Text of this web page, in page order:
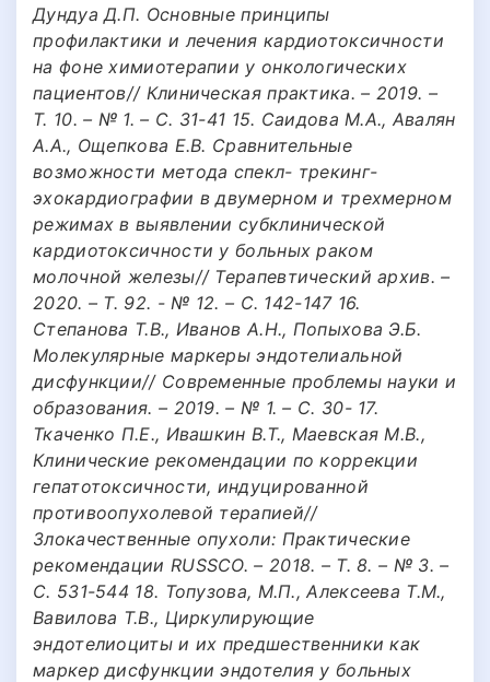
Дундуа Д.П. Основные принципы
профилактики и лечения кардиотоксичности
на фоне химиотерапии у онкологических
пациентов// Клиническая практика. – 2019. –
Т. 10. – № 1. – С. 31-41 15. Саидова М.А., Авалян
А.А., Ощепкова Е.В. Сравнительные
возможности метода спекл- трекинг-
эхокардиографии в двумерном и трехмерном
режимах в выявлении субклинической
кардиотоксичности у больных раком
молочной железы// Терапевтический архив. –
2020. – Т. 92. - № 12. – С. 142-147 16.
Степанова Т.В., Иванов А.Н., Попыхова Э.Б.
Молекулярные маркеры эндотелиальной
дисфункции// Современные проблемы науки и
образования. – 2019. – № 1. – С. 30- 17.
Ткаченко П.Е., Ивашкин В.Т., Маевская М.В.,
Клинические рекомендации по коррекции
гепатотоксичности, индуцированной
противоопухолевой терапией//
Злокачественные опухоли: Практические
рекомендации RUSSCO. – 2018. – Т. 8. – № 3. –
С. 531-544 18. Топузова, М.П., Алексеева Т.М.,
Вавилова Т.В., Циркулирующие
эндотелиоциты и их предшественники как
маркер дисфункции эндотелия у больных